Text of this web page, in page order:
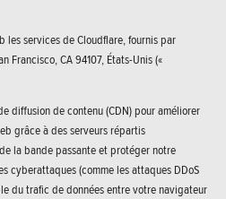
les services de Cloudflare, fournis par
Francisco, CA 94107, États-Unis («
diffusion de contenu (CDN) pour améliorer
grâce à des serveurs répartis
la bande passante et protéger notre
cyberattaques (comme les attaques DDoS
du trafic de données entre votre navigateur